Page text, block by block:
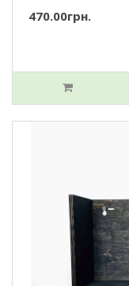
470.00грн.